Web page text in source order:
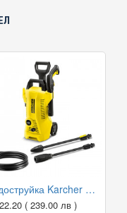
Водоструйка Karcher K2 Power Control
( 239.00 лв )